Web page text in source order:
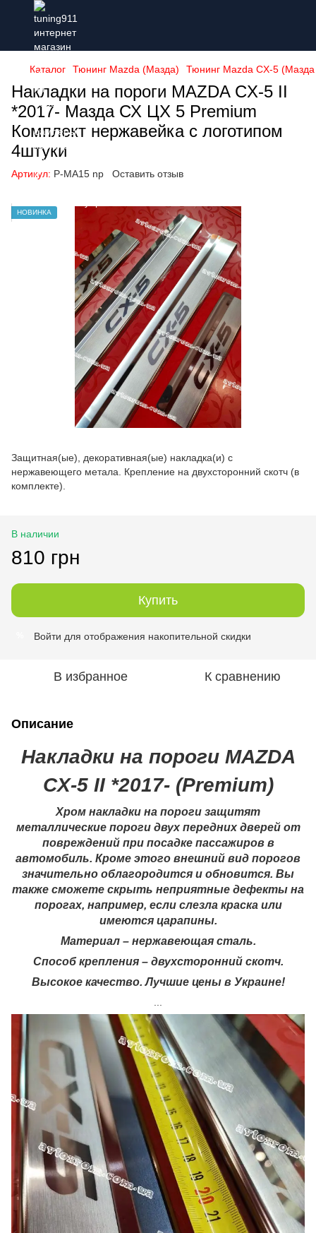
Каталог Тюнинг Mazda (Мазда) Тюнинг Mazda CX-5
Накладки на пороги MAZDA CX-5 II
*2017- Мазда СХ ЦХ 5 Premium
Комплект нержавейка с логотипом
4штуки
Артикул: P-MA15 np Оставить отзыв
НОВИНКА
Защитная(ые), декоративная(ые) накладка(и) с
нержавеющего метала. Крепление на двухсторонний скотч (в
комплекте).
В наличии
810 грн
Купить
Войти для отображения накопительной скидки
В избранное К сравнению
Описание
Накладки на пороги MAZDA
CX-5 II *2017- (Premium)
Хром накладки на пороги защитят
металлические пороги двух передних дверей от
повреждений при посадке пассажиров в
автомобиль. Кроме этого внешний вид порогов
значительно облагородится и обновится. Вы
также сможете скрыть неприятные дефекты на
порогах, например, если слезла краска или
имеются царапины.
Материал – нержавеющая сталь.
Способ крепления – двухсторонний скотч.
Высокое качество. Лучшие цены в Украине!